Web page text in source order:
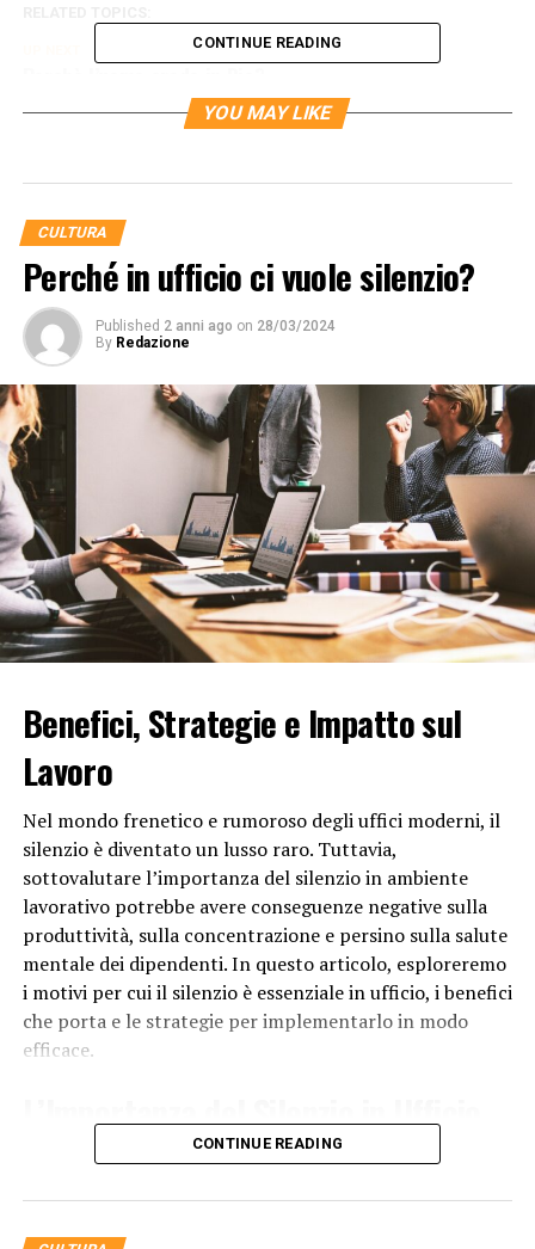
DON'T MISS
Perchè in Piemonte ci sono le risaie?
CONTINUE READING
YOU MAY LIKE
CULTURA
Perché in ufficio ci vuole silenzio?
Published 2 anni ago on 28/03/2024
By Redazione
Benefici, Strategie e Impatto sul
Lavoro
Nel mondo frenetico e rumoroso degli uffici moderni, il
silenzio è diventato un lusso raro. Tuttavia,
sottovalutare l’importanza del silenzio in ambiente
lavorativo potrebbe avere conseguenze negative sulla
produttività, sulla concentrazione e persino sulla salute
mentale dei dipendenti. In questo articolo, esploreremo
i motivi per cui il silenzio è essenziale in ufficio, i benefici
che porta e le strategie per implementarlo in modo
efficace.
L’Importanza del Silenzio in Ufficio
Il silenzio inufficioè fondamentale per diversi motivi:
CONTINUE READING